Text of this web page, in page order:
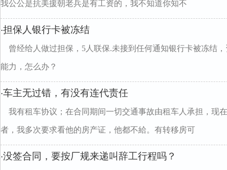
我公公是抗美援朝老兵是有工资的，我不知道你知不
·担保人银行卡被冻结
曾经给人做过担保，5人联保.未接到任何通知银行卡被冻结
能力，怎么办？
·车主无过错，有没有连代责任
我有租车协议；在合同期间一切交通事故由租车人承担，现
者，我多次要求看他的房产证，他都不給。有转移房可
·没签合同，要按厂规来递叫辞工行程吗？